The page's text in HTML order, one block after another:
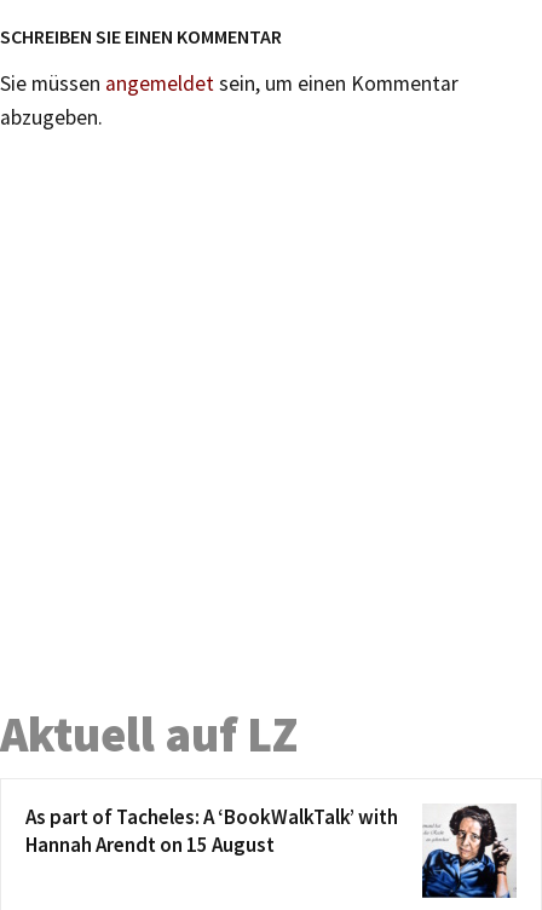
SCHREIBEN SIE EINEN KOMMENTAR
Sie müssen angemeldetsein, um einen Kommentar
abzugeben.
Aktuell auf LZ
As part of Tacheles: A ‘BookWalkTalk’ with
Hannah Arendt on 15 August